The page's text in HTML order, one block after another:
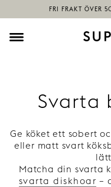
Svarta
Ge köket ett sobert
eller matt svart
Matcha din svarta
svarta diskhoar –